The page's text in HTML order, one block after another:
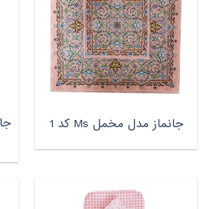
جانماز مدل مخمل Ms کد 1